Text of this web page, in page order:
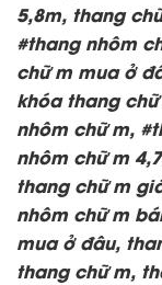
5,8m, thang
#thang nhôm
chữ m mua ở
khóa thang
nhôm chữ m,
nhôm chữ m
thang chữ m
nhôm chữ m
mua ở đâu,
thang chữ m,